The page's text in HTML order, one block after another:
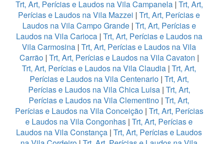
Trt, Art, Perícias e Laudos na Vila Campanela| Trt, Art,
Perícias e Laudos na Vila Mazzei | Trt, Art, Perícias e
Laudos na Vila Campo Grande| Trt, Art, Perícias e
Laudos na Vila Carioca| Trt, Art, Perícias e Laudos na
Vila Carmosina | Trt, Art, Perícias e Laudos na Vila
Carrão| Trt, Art, Perícias e Laudos na Vila Cavaton |
Trt, Art, Perícias e Laudos na Vila Claudia | Trt, Art,
Perícias e Laudos na Vila Centenario| Trt, Art,
Perícias e Laudos na Vila Chica Luisa | Trt, Art,
Perícias e Laudos na Vila Clementino | Trt, Art,
Perícias e Laudos na Vila Conceição| Trt, Art, Perícias
e Laudos na Vila Congonhas | Trt, Art, Perícias e
Laudos na Vila Constança | Trt, Art, Perícias e Laudos